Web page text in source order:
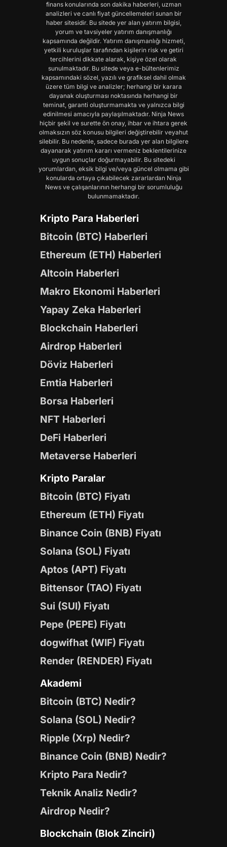
finans konularında son dakika haberleri, uzman
analizleri ve canlı fiyat güncellemeleri sunan bir
haber sitesidir. Bu sitede yer alan yatırım bilgisi,
yorum ve tavsiyeler yatırım danışmanlığı
kapsamında değildir. Yatırım danışmanlığı hizmeti,
yetkili kuruluşlar tarafından kişilerin risk ve getiri
tercihlerini dikkate alarak, kişiye özel olarak
sunulmaktadır. Bu sitede veya e-bültenlerimiz
kapsamındaki sözel, yazılı ve grafiksel dahil olmak
üzere tüm bilgi ve analizler; herhangi bir karara
dayanak oluşturması noktasında herhangi bir
teminat, garanti oluşturmamakta ve yalnızca bilgi
edinilmesi amacıyla paylaşılmaktadır. Ninja News
hiçbir şekil ve surette ön onay, ihbar ve ihtara gerek
olmaksızın söz konusu bilgileri değiştirebilir veyahut
silebilir. Bu nedenle, sadece burada yer alan bilgilere
dayanarak yatırım kararı vermeniz beklentilerinize
uygun sonuçlar doğurmayabilir. Bu sitedeki
yorumlardan, eksik bilgi ve/veya güncel olmama gibi
konularda ortaya çıkabilecek zararlardan Ninja
News ve çalışanlarının herhangi bir sorumluluğu
bulunmamaktadır.
Kripto Para Haberleri
Bitcoin (BTC) Haberleri
Ethereum (ETH) Haberleri
Altcoin Haberleri
Makro Ekonomi Haberleri
Yapay Zeka Haberleri
Blockchain Haberleri
Airdrop Haberleri
Döviz Haberleri
Emtia Haberleri
Borsa Haberleri
NFT Haberleri
DeFi Haberleri
Metaverse Haberleri
Kripto Paralar
Bitcoin (BTC) Fiyatı
Ethereum (ETH) Fiyatı
Binance Coin (BNB) Fiyatı
Solana (SOL) Fiyatı
Aptos (APT) Fiyatı
Bittensor (TAO) Fiyatı
Sui (SUI) Fiyatı
Pepe (PEPE) Fiyatı
dogwifhat (WIF) Fiyatı
Render (RENDER) Fiyatı
Akademi
Bitcoin (BTC) Nedir?
Solana (SOL) Nedir?
Ripple (Xrp) Nedir?
Binance Coin (BNB) Nedir?
Kripto Para Nedir?
Teknik Analiz Nedir?
Airdrop Nedir?
Blockchain (Blok Zinciri)